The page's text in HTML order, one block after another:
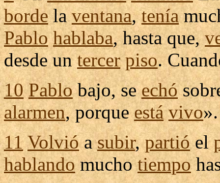
bordelaventana,tenía
Pablo hablaba, hasta que,
desde untercer piso.
10 Pablobajo, seechó
alarmen, porqueestá vivo».
11 Volvióasubir,partióel
hablandomuchotiempo